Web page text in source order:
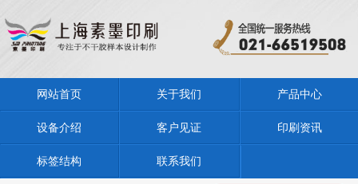
网站首页 关于我们 产品中心
设备介绍 客户见证 印刷资讯
标签结构 联系我们